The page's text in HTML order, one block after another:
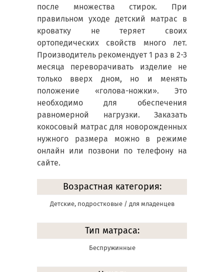
после множества стирок. При
правильном уходе детский матрас в
кроватку не теряет своих
ортопедических свойств много лет.
Производитель рекомендует 1 раз в 2-3
месяца переворачивать изделие не
только вверх дном, но и менять
положение «голова-ножки». Это
необходимо для обеспечения
равномерной нагрузки. Заказать
кокосовый матрас для новорожденных
нужного размера можно в режиме
онлайн или позвони по телефону на
сайте.
Возрастная категория:
Детские, подростковые / для младенцев
Тип матраса:
Беспружинные